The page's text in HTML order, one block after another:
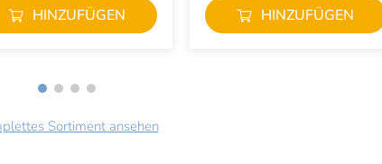
HINZUFÜGEN HINZUFÜGEN
Sortiment ansehen